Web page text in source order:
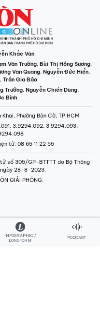
Khắc Văn
Văn Trường, Bùi Thị Hồng Sương,
Văn Quang, Nguyễn Đức Hiển,
, Trần Gia Bảo
Trưởng, Nguyễn Chiến Dũng,
Bình
Phường Bàn Cờ, TP.HCM
3.9294.092, 3.9294.093,
tử: 08 65 11 22 55
số 305/GP-BTTTT do Bộ Thông
ngày 28-8-2023.
GIẢI PHÓNG.
INFOGRAPHIC /
LONGFORM
PODCAST